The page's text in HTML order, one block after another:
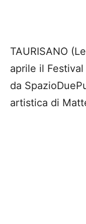
TAURISANO
aprile il
da
artistica di